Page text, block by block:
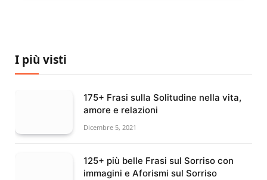
I più visti
175+ Frasi sulla Solitudine nella vita,
amore e relazioni
Dicembre 5, 2021
125+ più belle Frasi sul Sorriso con
immagini e Aforismi sul Sorriso